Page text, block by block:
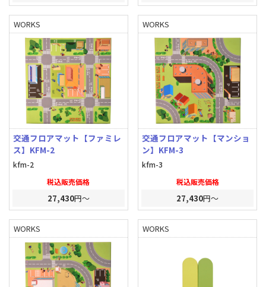
WORKS
交通フロアマット【ファミレ
ス】KFM-2
kfm-2
税込販売価格
27,430円～
WORKS
交通フロアマット【マンショ
ン】KFM-3
kfm-3
税込販売価格
27,430円～
WORKS WORKS